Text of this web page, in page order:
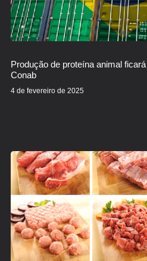
Produção de proteína animal
Conab
4 de fevereiro de 2025